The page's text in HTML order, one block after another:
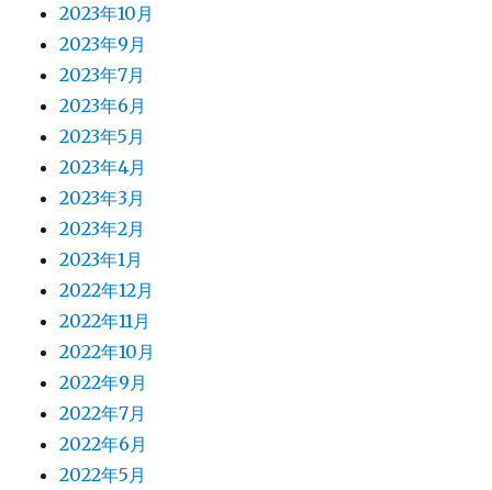
2023年10月
2023年9月
2023年7月
2023年6月
2023年5月
2023年4月
2023年3月
2023年2月
2023年1月
2022年12月
2022年11月
2022年10月
2022年9月
2022年7月
2022年6月
2022年5月